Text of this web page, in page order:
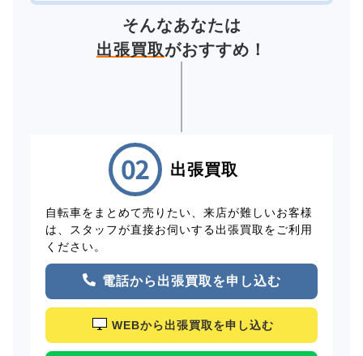
そんなあなたは
出張買取がおすすめ！
出張買取
自転車をまとめて売りたい、来店が難しいお客様
は、スタッフが直接お伺いする出張買取をご利用
ください。
電話から出張買取を申し込む
WEBから出張買取を申し込む